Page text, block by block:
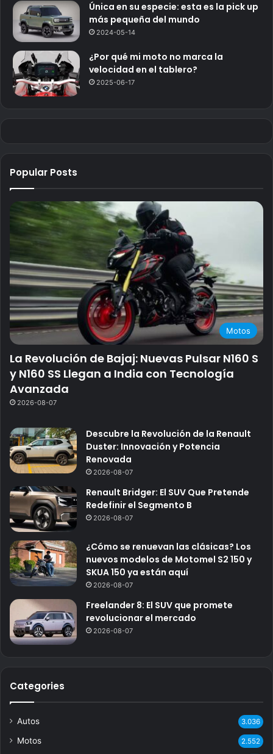
Única en su especie: esta es la pick up
más pequeña del mundo
2024-05-14
¿Por qué mi moto no marca la
velocidad en el tablero?
2025-06-17
Popular Posts
Motos
La Revolución de Bajaj: Nuevas Pulsar N160 S
y N160 SS Llegan a India con Tecnología
Avanzada
2026-08-07
Descubre la Revolución de la Renault
Duster: Innovación y Potencia
Renovada
2026-08-07
Renault Bridger: El SUV Que Pretende
Redefinir el Segmento B
2026-08-07
¿Cómo se renuevan las clásicas? Los
nuevos modelos de Motomel S2 150 y
SKUA 150 ya están aquí
2026-08-07
Freelander 8: El SUV que promete
revolucionar el mercado
2026-08-07
Categories
Autos 3.036
Motos 2.552